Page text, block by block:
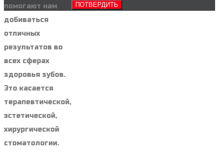
помогают нам
добиваться
отличных
результатов во
всех сферах
здоровья зубов.
Это касается
терапевтической,
эстетической,
хирургической
стоматологии.
ПОТВЕРДИТЬ